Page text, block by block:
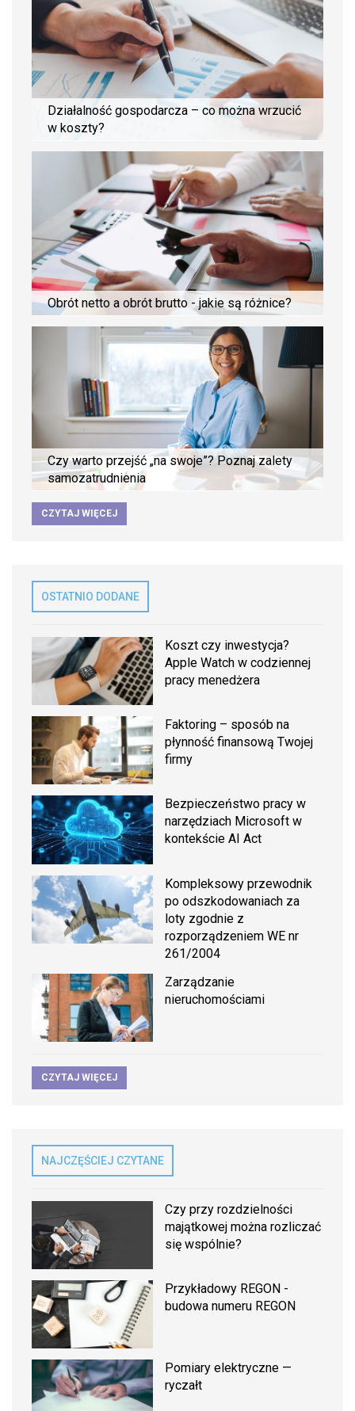
Działalność gospodarcza – co można wrzucić
w koszty?
Obrót netto a obrót brutto - jakie są różnice?
Czy warto przejść „na swoje”? Poznaj zalety
samozatrudnienia
CZYTAJ WIĘCEJ
OSTATNIO DODANE
Koszt czy inwestycja?
Apple Watch w codziennej
pracy menedżera
Faktoring – sposób na
płynność finansową Twojej
firmy
Bezpieczeństwo pracy w
narzędziach Microsoft w
kontekście AI Act
Kompleksowy przewodnik
po odszkodowaniach za
loty zgodnie z
rozporządzeniem WE nr
261/2004
Zarządzanie
nieruchomościami
CZYTAJ WIĘCEJ
NAJCZĘŚCIEJ CZYTANE
Czy przy rozdzielności
majątkowej można rozliczać
się wspólnie?
Przykładowy REGON -
budowa numeru REGON
Pomiary elektryczne —
ryczałt